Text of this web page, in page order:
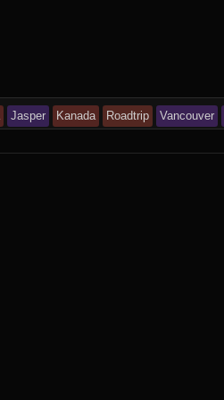
Jasper Kanada Roadtrip Vancouver